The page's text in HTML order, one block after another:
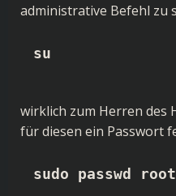
administrative Befehl zu
su
wirklich zum Herren des
für diesen ein Passwort
sudo passwd root